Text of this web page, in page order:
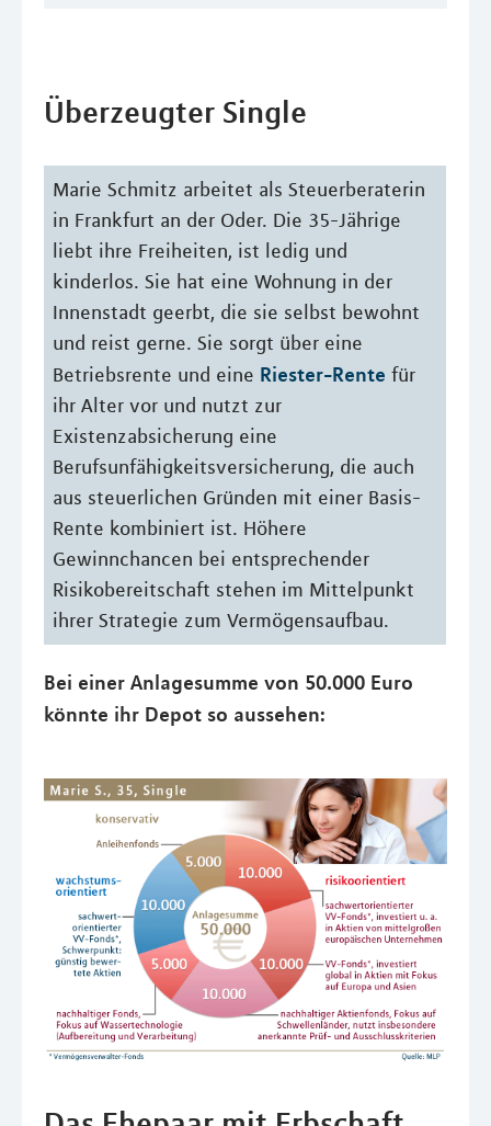
Überzeugter Single
Marie Schmitz arbeitet als Steuerberaterin
in Frankfurt an der Oder. Die 35-Jährige
liebt ihre Freiheiten, ist ledig und
kinderlos. Sie hat eine Wohnung in der
Innenstadt geerbt, die sie selbst bewohnt
und reist gerne. Sie sorgt über eine
Betriebsrente und eine Riester-Rente für
ihr Alter vor und nutzt zur
Existenzabsicherung eine
Berufsunfähigkeitsversicherung, die auch
aus steuerlichen Gründen mit einer Basis-
Rente kombiniert ist. Höhere
Gewinnchancen bei entsprechender
Risikobereitschaft stehen im Mittelpunkt
ihrer Strategie zum Vermögensaufbau.
Bei einer Anlagesumme von 50.000 Euro
könnte ihr Depot so aussehen: